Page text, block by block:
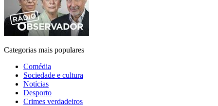
Categorias mais populares
Comédia
Sociedade e cultura
Notícias
Desporto
Crimes verdadeiros